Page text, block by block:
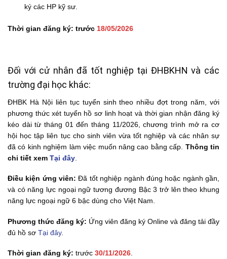
ký các HP kỹ sư.
Thời gian đăng ký: trước 18/05/2026
Đối với cử nhân đã tốt nghiệp tại ĐHBKHN và các
trường đại học khác:
ĐHBK Hà Nội liên tục tuyển sinh theo nhiều đợt trong năm, với
phương thức xét tuyển hồ sơ linh hoạt và thời gian nhận đăng ký
kéo dài từ tháng 01 đến tháng 11/2026, chương trình mở ra cơ
hội học tập liên tục cho sinh viên vừa tốt nghiệp và các nhân sự
đã có kinh nghiệm làm việc muốn nâng cao bằng cấp. Thông tin
chi tiết xem Tại đây
Điều kiện ứng viên: Đã tốt nghiệp ngành đúng hoặc ngành gần,
và có năng lực ngoại ngữ tương đương Bậc 3 trở lên theo khung
năng lực ngoại ngữ 6 bậc dùng cho Việt Nam.
Phương thức đăng ký: Ứng viên đăng ký Online và đăng tải đầy
đủ hồ sơ Tại đây.
Thời gian đăng ký: trước 30/11/2026